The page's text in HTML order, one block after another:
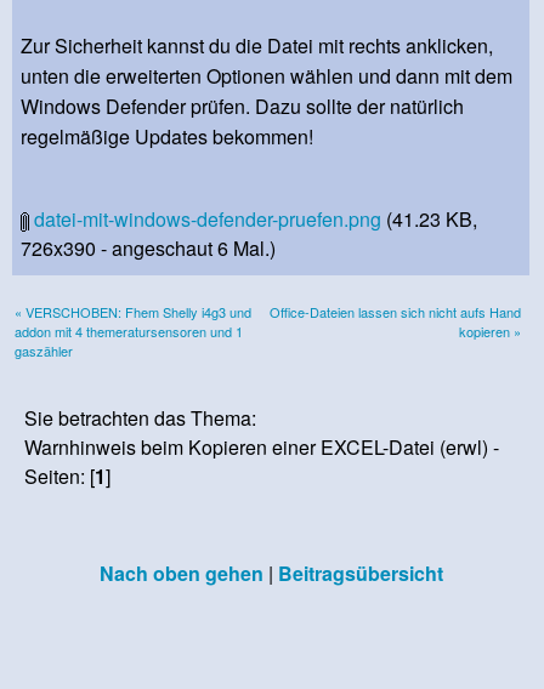
Zur Sicherheit kannst du die Datei mit rechts anklicken,
unten die erweiterten Optionen wählen und dann mit dem
Windows Defender prüfen. Dazu sollte der natürlich
regelmäßige Updates bekommen!
datei-mit-windows-defender-pruefen.png (41.23 KB,
726x390 - angeschaut 6 Mal.)
« VERSCHOBEN: Fhem Shelly i4g3 und
addon mit 4 themeratursensoren und 1
gaszähler
Office-Dateien lassen sich nicht aufs Hand
kopieren »
Sie betrachten das Thema:
Warnhinweis beim Kopieren einer EXCEL-Datei (erwl) -
Seiten: [1]
Nach oben gehen | Beitragsübersicht